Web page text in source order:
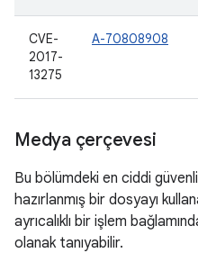
CVE-
2017-
13275
A-70808908
Medya çerçevesi
Bu bölümdeki en ciddi
hazırlanmış bir dosyayı
ayrıcalıklı bir işlem
olanak tanıyabilir.